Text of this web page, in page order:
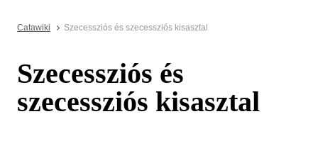
Catawiki Szecessziós és szecessziós kisasztal
Szecessziós és
szecessziós kisasztal